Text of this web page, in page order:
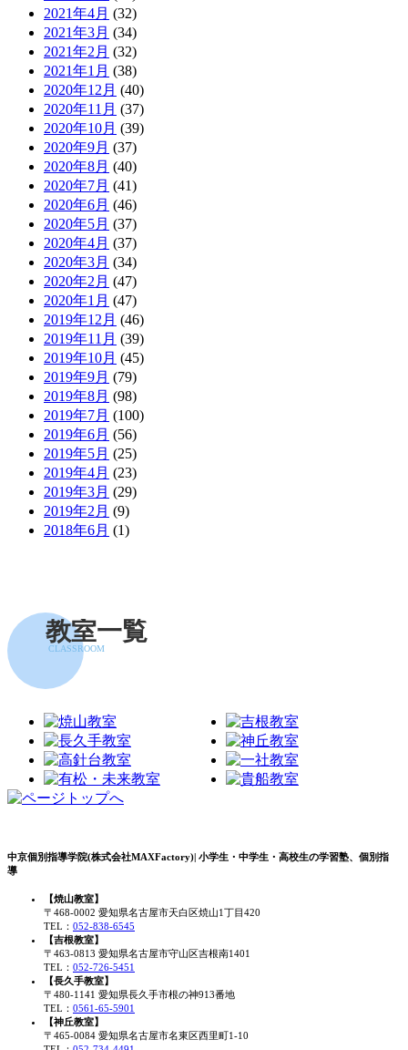
2021年4月 (32)
2021年3月 (34)
2021年2月 (32)
2021年1月 (38)
2020年12月 (40)
2020年11月 (37)
2020年10月 (39)
2020年9月 (37)
2020年8月 (40)
2020年7月 (41)
2020年6月 (46)
2020年5月 (37)
2020年4月 (37)
2020年3月 (34)
2020年2月 (47)
2020年1月 (47)
2019年12月 (46)
2019年11月 (39)
2019年10月 (45)
2019年9月 (79)
2019年8月 (98)
2019年7月 (100)
2019年6月 (56)
2019年5月 (25)
2019年4月 (23)
2019年3月 (29)
2019年2月 (9)
2018年6月 (1)
教室一覧
CLASSROOM
中京個別指導学院(株式会社MAXFactory)| 小学生・中学生・高校生の学習塾、個別指
導
【焼山教室】
〒468-0002 愛知県名古屋市天白区焼山1丁目420
TEL： 052-838-6545
【吉根教室】
〒463-0813 愛知県名古屋市守山区吉根南1401
TEL： 052-726-5451
【長久手教室】
〒480-1141 愛知県長久手市根の神913番地
TEL： 0561-65-5901
【神丘教室】
〒465-0084 愛知県名古屋市名東区西里町1-10